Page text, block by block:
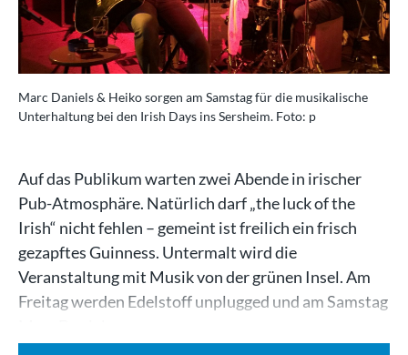
Marc Daniels & Heiko sorgen am Samstag für die musikalische
Unterhaltung bei den Irish Days ins Sersheim. Foto: p
Auf das Publikum warten zwei Abende in irischer
Pub-Atmosphäre. Natürlich darf „the luck of the
Irish“ nicht fehlen – gemeint ist freilich ein frisch
gezapftes Guinness. Untermalt wird die
Veranstaltung mit Musik von der grünen Insel. Am
Freitag werden Edelstoff unplugged und am Samstag